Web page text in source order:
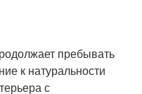
пребывать
к натуральности
с